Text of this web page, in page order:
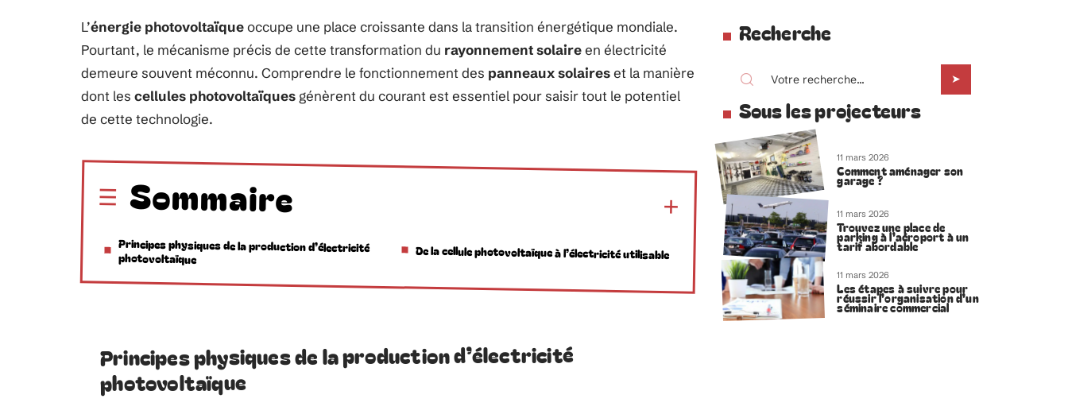
L’énergie photovoltaïqueoccupe une place croissante dans la transition énergétique mondiale.
Pourtant, le mécanisme précis de cette transformation du rayonnement solaireen électricité
demeure souvent méconnu. Comprendre le fonctionnement des panneaux solaireset la manière
dont les cellules photovoltaïques génèrent du courant est essentiel pour saisir tout le potentiel
de cette technologie.
Sommaire
Principes physiques de la production d’électricité
photovoltaïque De la cellule photovoltaïque à l’électricité utilisable
Principes physiques de la production d’électricité
photovoltaïque
Recherche
Sous les projecteurs
11 mars 2026
Comment aménager son
garage ?
11 mars 2026
Trouvez une place de
parking à l’aéroport à un
tarif abordable
11 mars 2026
Les étapes à suivre pour
réussir l’organisation d’un
séminaire commercial